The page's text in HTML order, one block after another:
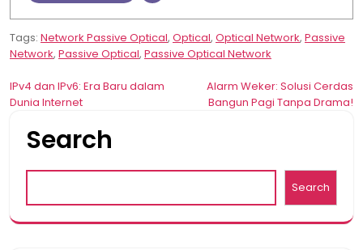
Tags: Network Passive Optical, Optical, Optical Network, Passive
Network, Passive Optical, Passive Optical Network
Post
navigation
IPv4 dan IPv6: Era Baru dalam
Dunia Internet
Alarm Weker: Solusi Cerdas
Bangun Pagi Tanpa Drama!
Search
Search